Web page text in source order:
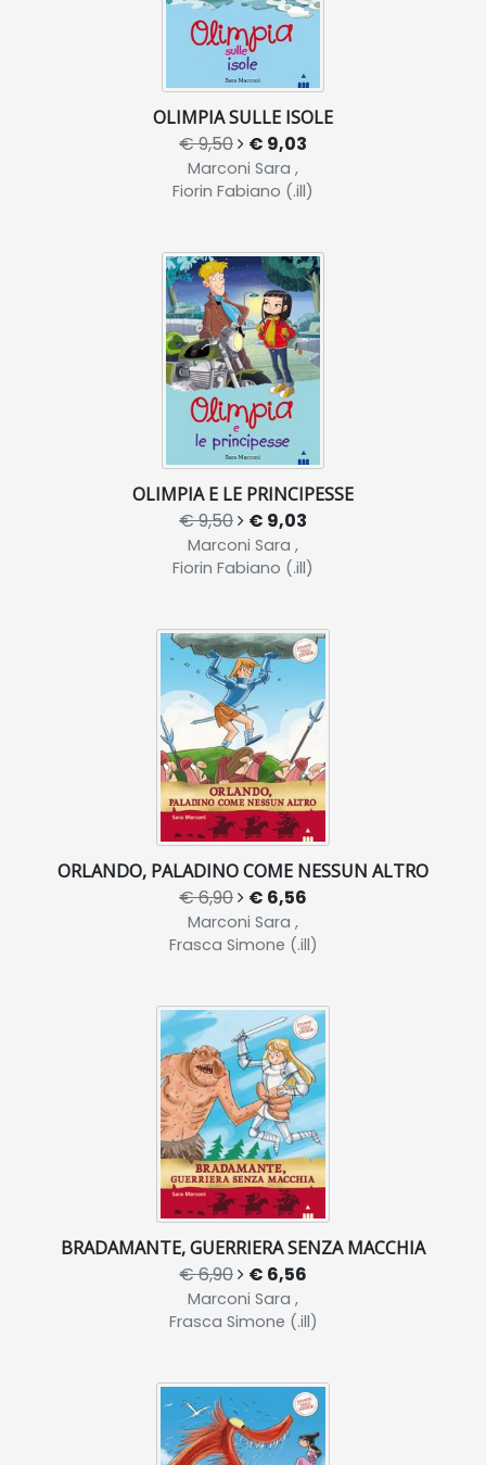
OLIMPIA SULLE ISOLE
€ 9,50 € 9,03
Marconi Sara ,
Fiorin Fabiano (.ill)
OLIMPIA E LE PRINCIPESSE
€ 9,50 € 9,03
Marconi Sara ,
Fiorin Fabiano (.ill)
ORLANDO, PALADINO COME NESSUN ALTRO
€ 6,90 € 6,56
Marconi Sara ,
Frasca Simone (.ill)
BRADAMANTE, GUERRIERA SENZA MACCHIA
€ 6,90 € 6,56
Marconi Sara ,
Frasca Simone (.ill)